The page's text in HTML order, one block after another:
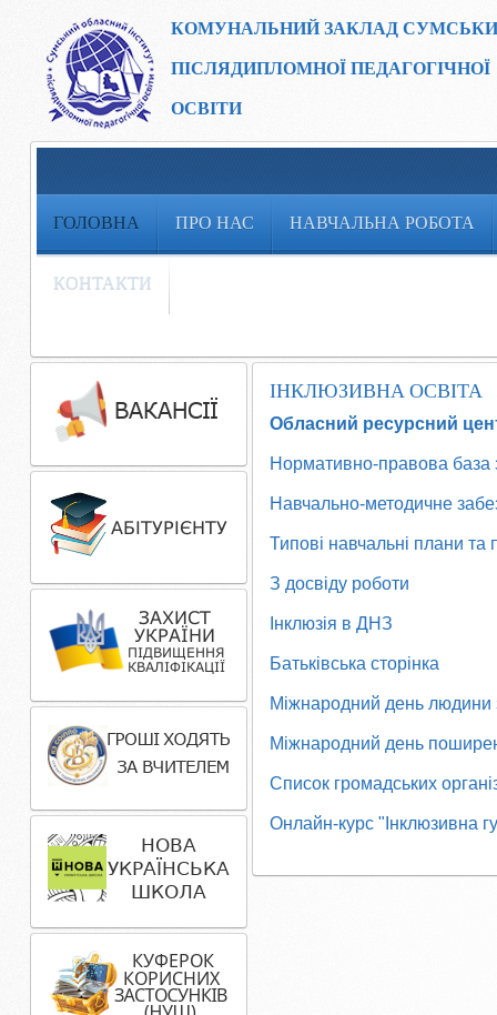
КОМУНАЛЬНИЙ ЗАКЛАД
ПІСЛЯДИПЛОМНОЇ ПЕДАГОГІЧНОЇ
ОСВІТИ
ГОЛОВНА ПРО НАС НАВЧАЛЬНА РОБОТА
КОНТАКТИ
ІНКЛЮЗИВНА ОСВІТА
Обласний ресурсний
Нормативно-правова база
Навчально-методичне
Типові навчальні плани та
З досвіду роботи
Інклюзія в ДНЗ
Батьківська сторінка
Міжнародний день
Міжнародний день
Список громадських
Онлайн-курс "Інклюзивна